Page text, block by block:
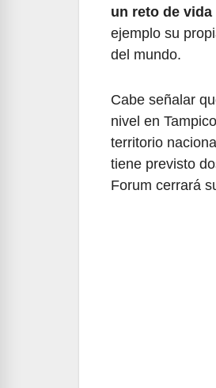
un reto de
ejemplo su
del mundo.
Cabe señalar
nivel en
territorio
tiene previsto
Forum cerrará